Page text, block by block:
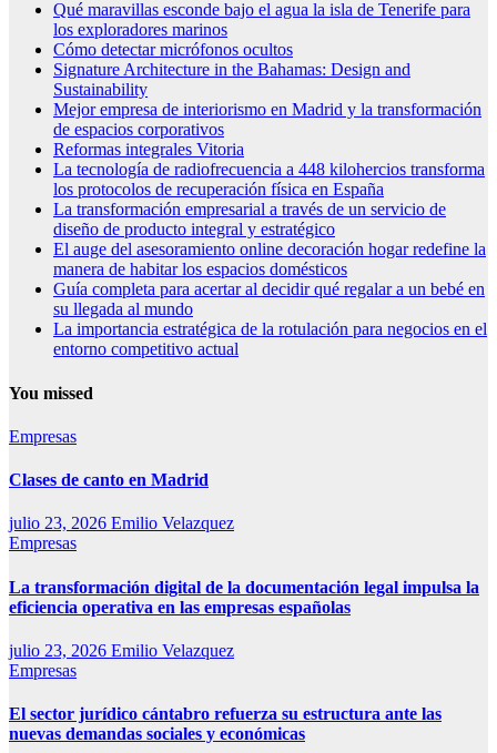
Qué maravillas esconde bajo el agua la isla de Tenerife para
los exploradores marinos
Cómo detectar micrófonos ocultos
Signature Architecture in the Bahamas: Design and
Sustainability
Mejor empresa de interiorismo en Madrid y la transformación
de espacios corporativos
Reformas integrales Vitoria
La tecnología de radiofrecuencia a 448 kilohercios transforma
los protocolos de recuperación física en España
La transformación empresarial a través de un servicio de
diseño de producto integral y estratégico
El auge del asesoramiento online decoración hogar redefine la
manera de habitar los espacios domésticos
Guía completa para acertar al decidir qué regalar a un bebé en
su llegada al mundo
La importancia estratégica de la rotulación para negocios en el
entorno competitivo actual
You missed
Empresas
Clases de canto en Madrid
julio 23, 2026 Emilio Velazquez
Empresas
La transformación digital de la documentación legal impulsa la
eficiencia operativa en las empresas españolas
julio 23, 2026 Emilio Velazquez
Empresas
El sector jurídico cántabro refuerza su estructura ante las
nuevas demandas sociales y económicas